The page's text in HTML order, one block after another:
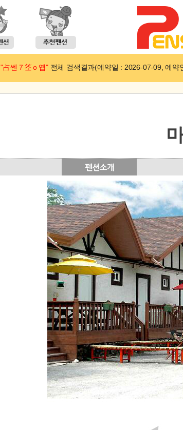
"占쎈７筌ｏ옙"전체 검색결과(예약일 : 2026-07-09, 예약